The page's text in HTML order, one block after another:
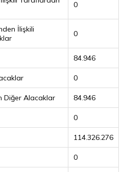
0
İlişkili
0
84.946
0
Diğer Alacaklar 84.946
0
114.326.276
0